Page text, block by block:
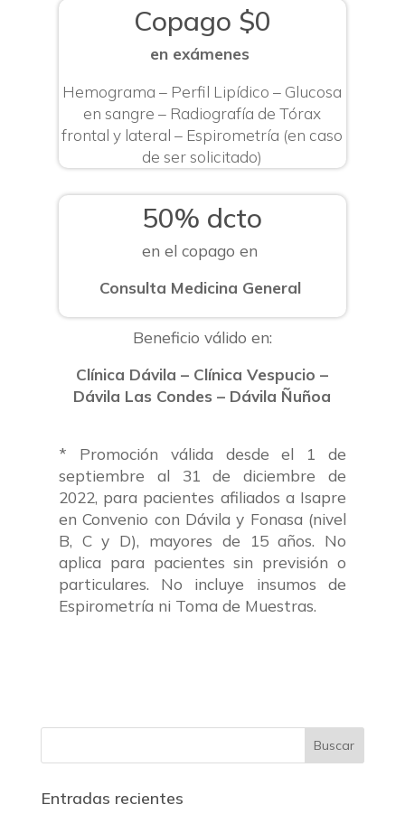
Copago $0
en exámenes
Hemograma – Perfil Lipídico – Glucosa
en sangre – Radiografía de Tórax
frontal y lateral – Espirometría (en caso
de ser solicitado)
50% dcto
en el copago en
Consulta Medicina General
Beneficio válido en:
Clínica Dávila – Clínica Vespucio –
Dávila Las Condes – Dávila Ñuñoa
* Promoción válida desde el 1 de
septiembre al 31 de diciembre de
2022, para pacientes afiliados a Isapre
en Convenio con Dávila y Fonasa (nivel
B, C y D), mayores de 15 años. No
aplica para pacientes sin previsión o
particulares. No incluye insumos de
Espirometría ni Toma de Muestras.
Entradas recientes